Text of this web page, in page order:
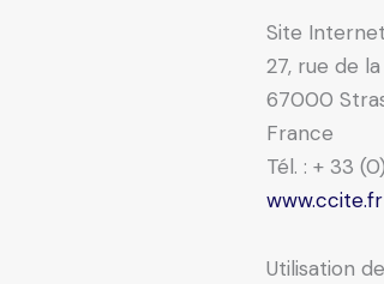
Site
27, rue de
67000
France
Tél. : + 33
www.ccite.fr
Utilisation